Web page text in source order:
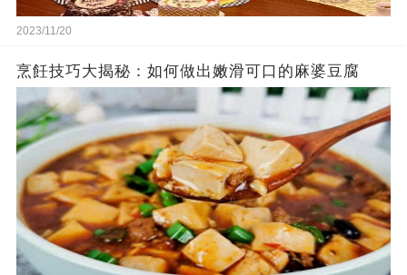
2023/11/20
烹飪技巧大揭秘：如何做出嫩滑可口的麻婆豆腐